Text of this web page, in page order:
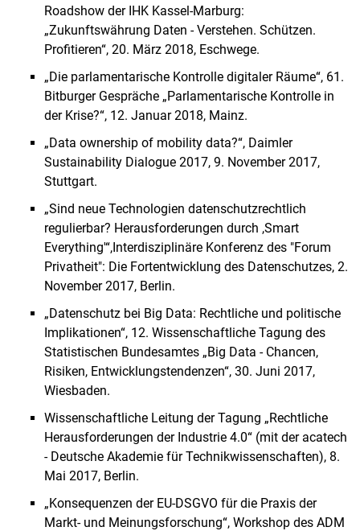
Roadshow der IHK Kassel-Marburg:
„Zukunftswährung Daten - Verstehen. Schützen.
Profitieren“, 20. März 2018, Eschwege.
„Die parlamentarische Kontrolle digitaler Räume“, 61.
Bitburger Gespräche „Parlamentarische Kontrolle in
der Krise?“, 12. Januar 2018, Mainz.
„Data ownership of mobility data?“, Daimler
Sustainability Dialogue 2017, 9. November 2017,
Stuttgart.
„Sind neue Technologien datenschutzrechtlich
regulierbar? Herausforderungen durch ,Smart
Everything'“,Interdisziplinäre Konferenz des "Forum
Privatheit": Die Fortentwicklung des Datenschutzes, 2.
November 2017, Berlin.
„Datenschutz bei Big Data: Rechtliche und politische
Implikationen“, 12. Wissenschaftliche Tagung des
Statistischen Bundesamtes „Big Data - Chancen,
Risiken, Entwicklungstendenzen“, 30. Juni 2017,
Wiesbaden.
Wissenschaftliche Leitung der Tagung „Rechtliche
Herausforderungen der Industrie 4.0“ (mit der acatech
- Deutsche Akademie für Technikwissenschaften), 8.
Mai 2017, Berlin.
„Konsequenzen der EU-DSGVO für die Praxis der
Markt- und Meinungsforschung“, Workshop des ADM